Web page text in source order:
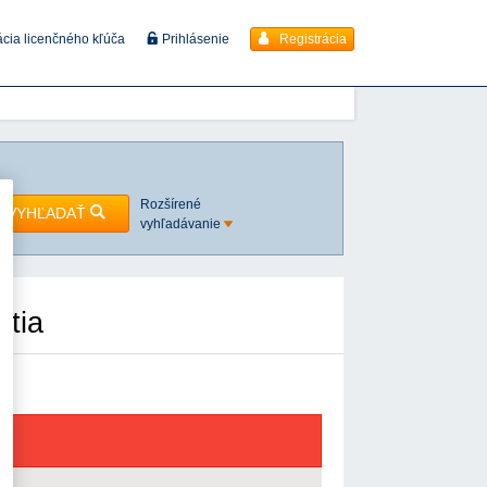
licenčného kľúča Prihlásenie Registrácia
VYHĽADAŤ
Rozšírené
vyhľadávanie